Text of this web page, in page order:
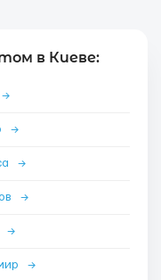
в Киеве:
→
→
→
→
→
→